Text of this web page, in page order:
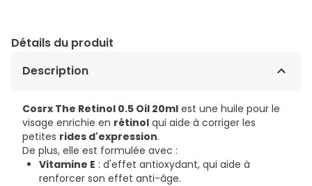
Détails du produit
Description
Cosrx The Retinol 0.5 Oil 20ml est une huile pour le
visage enrichie en rétinol qui aide à corriger les
petites rides d'expression.
De plus, elle est formulée avec :
Vitamine E : d'effet antioxydant, qui aide à
renforcer son effet anti-âge.